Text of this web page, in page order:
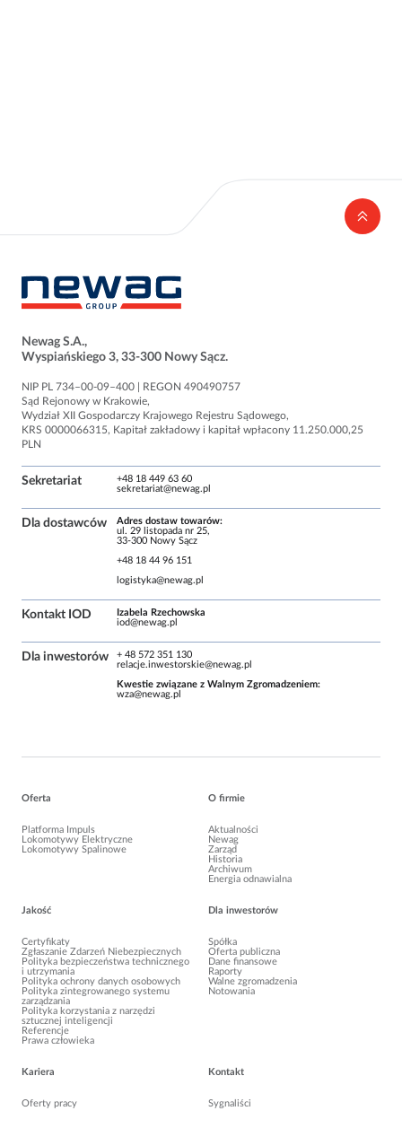
Newag S.A.,
Wyspiańskiego 3, 33-300 Nowy Sącz.
NIP PL 734–00-09–400 | REGON 490490757
Sąd Rejo­nowy w Kra­ko­wie,
Wydział XII Gospo­dar­czy Kra­jo­wego Reje­stru Sądo­wego,
KRS 0000066315, Kapi­tał zakła­dowy i kapi­tał wpła­cony 11.250.000,25
PLN
Sekretariat
+48 18 449 63 60
sekretariat@newag.pl
Dla dostawców
Adres dostaw towarów:
ul. 29 listopada nr 25,
33-300 Nowy Sącz
+48 18 44 96 151
logistyka@newag.pl
Kontakt IOD
Izabela Rzechowska
iod@newag.pl
Dla inwestorów
+ 48 572 351 130
relacje.inwestorskie@newag.pl
Kwe­stie zwią­zane z Wal­nym Zgro­ma­dze­niem:
wza@newag.pl
Oferta
Platforma Impuls
Lokomotywy Elektryczne
Lokomotywy Spalinowe
O firmie
Aktualności
Newag
Zarząd
Historia
Archiwum
Energia odnawialna
Jakość
Certyfikaty
Zgłaszanie Zdarzeń Niebezpiecznych
Polityka bezpieczeństwa technicznego
i utrzymania
Polityka ochrony danych osobowych
Polityka zintegrowanego systemu
zarządzania
Polityka korzystania z narzędzi
sztucznej inteligencji
Referencje
Prawa człowieka
Dla inwestorów
Spółka
Oferta publiczna
Dane finansowe
Raporty
Walne zgromadzenia
Notowania
Kariera
Oferty pracy
Kontakt
Sygnaliści